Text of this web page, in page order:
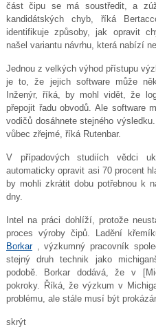
část čipu se má soustředit, a
kandidátských chyb, říká
identifikuje způsoby, jak opravit
našel variantu návrhu, která nabízí
Jednou z velkých výhod přístupu
je to, že jejich software může
Inženýr, říká, by mohl vidět, že
přepojit řadu obvodů. Ale software
vodičů dosáhnete stejného
vůbec zřejmé, říká Rutenbar.
V případových studiích vědci
automaticky opravit asi 70 procent
by mohli zkrátit dobu potřebnou k
dny.
Intel na práci dohlíží, protože
proces výroby čipů. Ladění
Borkar, výzkumný pracovník
stejný druh technik jako
podobě. Borkar dodává, že v
pokroky. Říká, že výzkum v
problému, ale stále musí být
skrýt